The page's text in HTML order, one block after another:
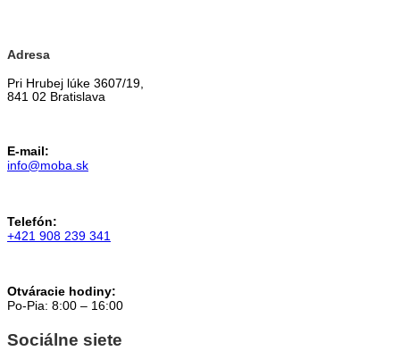
Adresa
Pri Hrubej lúke 3607/19,
841 02 Bratislava
E-mail:
info@moba.sk
Telefón:
+421 908 239 341
Otváracie hodiny:
Po-Pia: 8:00 – 16:00
Sociálne siete